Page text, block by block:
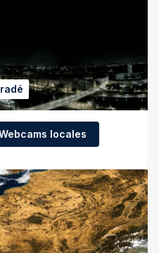
locales